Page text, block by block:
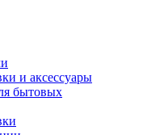
и аксессуары
бытовых